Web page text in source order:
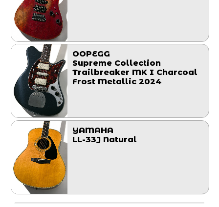
OOPEGG
Supreme Collection
Trailbreaker MK I Charcoal
Frost Metallic 2024
YAMAHA
LL-33J Natural